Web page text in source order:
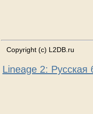
Copyright (c) L2DB.ru
Lineage 2: Русская